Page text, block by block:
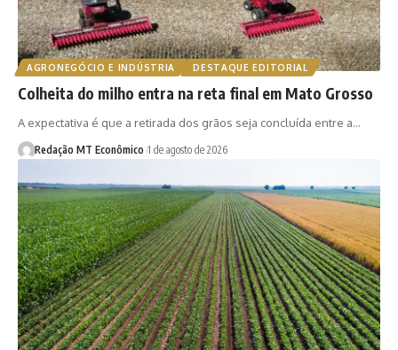
AGRONEGÓCIO E INDÚSTRIA DESTAQUE EDITORIAL
Colheita do milho entra na reta final em Mato Grosso
A expectativa é que a retirada dos grãos seja concluída entre a…
Redação MT Econômico 1 de agosto de 2026